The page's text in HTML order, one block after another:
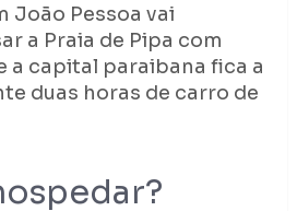
João Pessoa vai
a Praia de Pipa com
a capital paraibana fica a
duas horas de carro de